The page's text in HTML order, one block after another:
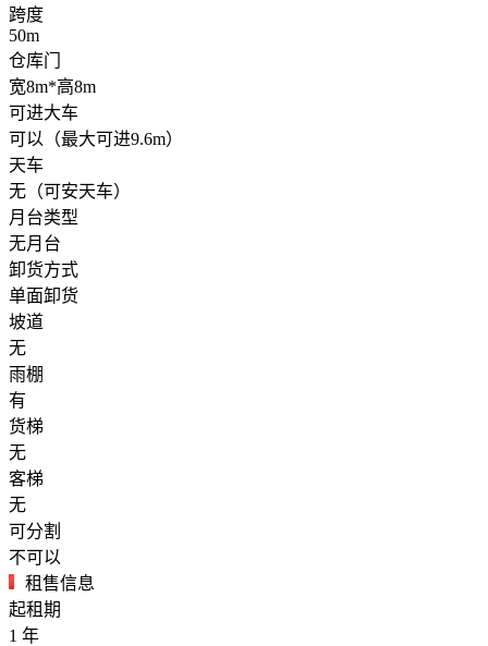
跨度
50m
仓库门
宽8m*高8m
可进大车
可以（最大可进9.6m）
天车
无（可安天车）
月台类型
无月台
卸货方式
单面卸货
坡道
无
雨棚
有
货梯
无
客梯
无
可分割
不可以
租售信息
起租期
1 年